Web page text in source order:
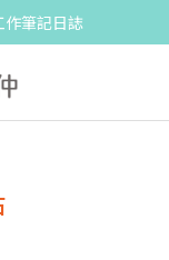
筆記日誌